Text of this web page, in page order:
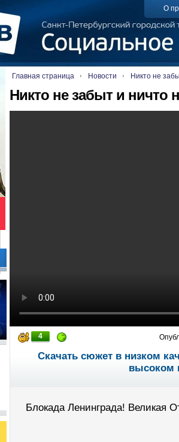
О
Главная страница Новости Никто не
Никто не забыт и ничто
4
Скачать сюжет в низком
высоком
Блокада Ленинграда! Великая